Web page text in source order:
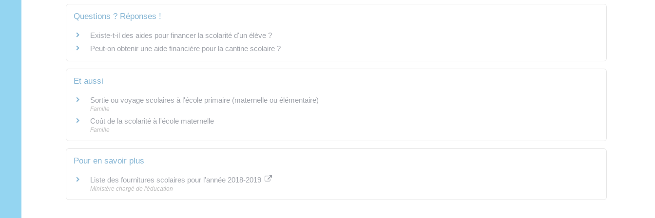
Questions ? Réponses !
Existe-t-il des aides pour financer la scolarité d'un élève ?
Peut-on obtenir une aide financière pour la cantine scolaire ?
Et aussi
Sortie ou voyage scolaires à l'école primaire (maternelle ou élémentaire)
Famille
Coût de la scolarité à l'école maternelle
Famille
Pour en savoir plus
Liste des fournitures scolaires pour l'année 2018-2019
Ministère chargé de l'éducation